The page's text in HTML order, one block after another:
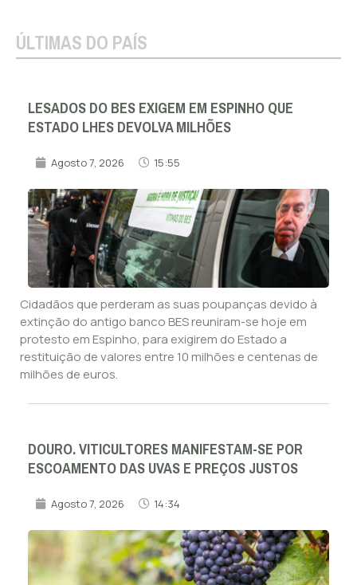
ÚLTIMAS DO PAÍS
LESADOS DO BES EXIGEM EM ESPINHO QUE
ESTADO LHES DEVOLVA MILHÕES
Agosto 7, 2026 15:55
Cidadãos que perderam as suas poupanças devido à
extinção do antigo banco BES reuniram-se hoje em
protesto em Espinho, para exigirem do Estado a
restituição de valores entre 10 milhões e centenas de
milhões de euros.
DOURO. VITICULTORES MANIFESTAM-SE POR
ESCOAMENTO DAS UVAS E PREÇOS JUSTOS
Agosto 7, 2026 14:34